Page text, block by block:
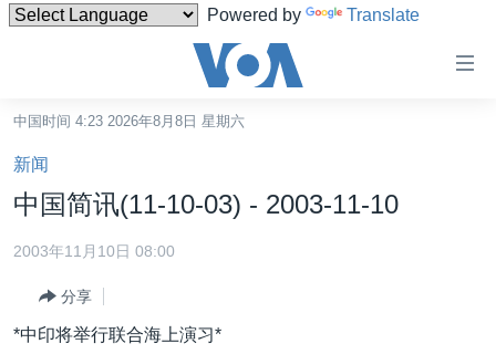
Powered by Translate
碍
链
接
转
容
港澳
国际
中国时间 4:23 2026年8月8日 星期六
新闻
中国简讯(11-10-03) - 2003-11-10
2003年11月10日 08:00
分享
*中印将举行联合海上演习*